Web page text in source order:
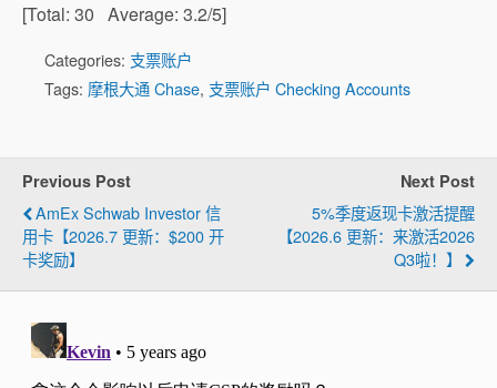
[Total: 30 Average: 3.2/5]
Categories: 支票账户
Tags: 摩根大通 Chase, 支票账户 Checking Accounts
Previous Post
AmEx Schwab Investor 信
用卡【2026.7 更新：$200 开
卡奖励】
Next Post
5%季度返现卡激活提醒
【2026.6 更新：来激活2026
Q3啦！】